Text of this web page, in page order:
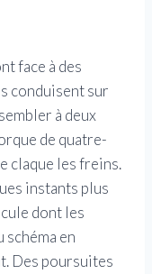
face à des
conduisent sur
à deux
de quatre-
claque les freins.
instants plus
dont les
en
Des poursuites